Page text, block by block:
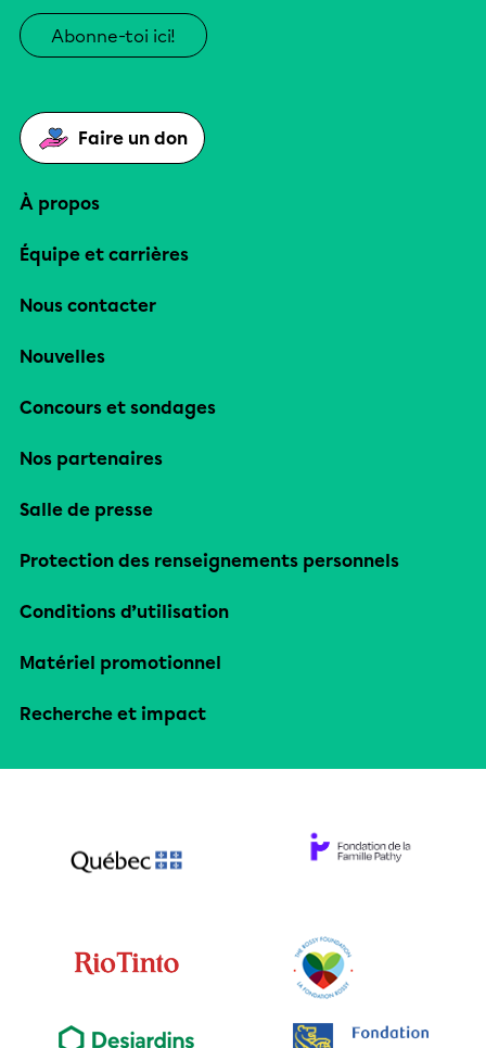
Abonne-toi ici!
Faire un don
À propos
Équipe et carrières
Nous contacter
Nouvelles
Concours et sondages
Nos partenaires
Salle de presse
Protection des renseignements personnels
Conditions d’utilisation
Matériel promotionnel
Recherche et impact